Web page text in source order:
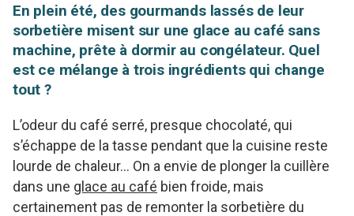
En plein été, des gourmands lassés de leur
sorbetière misent sur une glace au café sans
machine, prête à dormir au congélateur. Quel
est ce mélange à trois ingrédients qui change
tout ?
L’odeur du café serré, presque chocolaté, qui
s’échappe de la tasse pendant que la cuisine reste
lourde de chaleur… On a envie de plonger la cuillère
dans une glace au café bien froide, mais
certainement pas de remonter la sorbetière du